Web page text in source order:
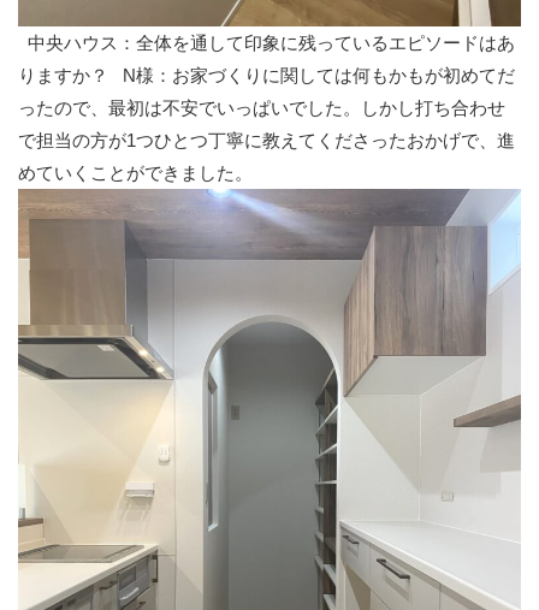
中央ハウス：全体を通して印象に残っているエピソードはあ
りますか？
N様：お家づくりに関しては何もかもが初めてだ
ったので、最初は不安でいっぱいでした。しかし打ち合わせ
で担当の方が1つひとつ丁寧に教えてくださったおかげで、進
めていくことができました。